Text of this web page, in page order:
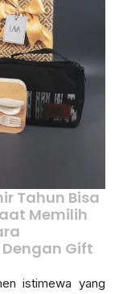
Tahun Bisa
Memilih
Gift
istimewa yang